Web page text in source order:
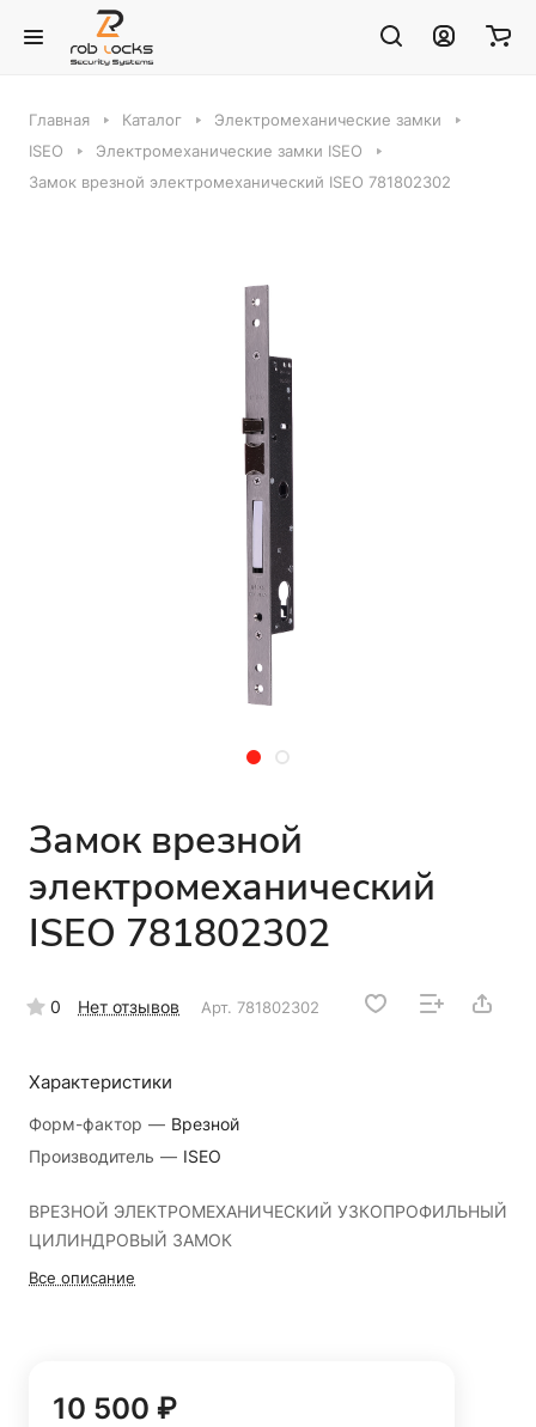
Главная Каталог
Электромеханические замки
ISEO
Электромеханические замки ISEO
Замок врезной электромеханический ISEO 781802302
Замок врезной
электромеханический
ISEO 781802302
0 Нет отзывов Арт. 781802302
Характеристики
Форм-фактор — Врезной
Производитель — ISEO
ВРЕЗНОЙ ЭЛЕКТРОМЕХАНИЧЕСКИЙ УЗКОПРОФИЛЬНЫЙ
ЦИЛИНДРОВЫЙ ЗАМОК
Все описание
10 500 ₽